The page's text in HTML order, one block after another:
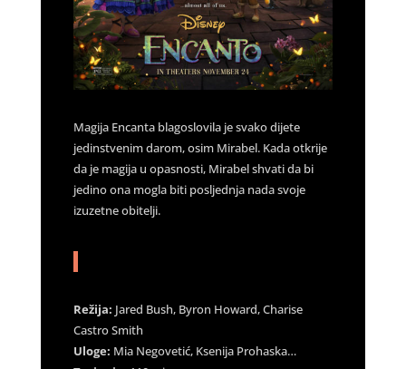
Magija Encanta blagoslovila je svako dijete
jedinstvenim darom, osim Mirabel. Kada otkrije
da je magija u opasnosti, Mirabel shvati da bi
jedino ona mogla biti posljednja nada svoje
izuzetne obitelji.
Režija: Jared Bush, Byron Howard, Charise
Castro Smith
Uloge: Mia Negovetić, Ksenija Prohaska…